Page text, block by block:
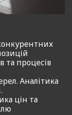
та процесів
Аналітика
цін та